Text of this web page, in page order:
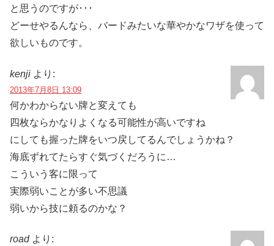
と思うのですが･･･
どーせやるんなら、バードみたいな華やかなワザを使って
欲しいものです。
kenji より:
2013年7月8日 13:09
何かわからない牌と変えても
四枚ならかなりよくなる可能性が高いですね
にしても握った牌をいつ戻してるんでしょうかね？
海底ずれてたらすぐ気づくだろうに…
こういう客に限って
実際弱いことが多い不思議
弱いから技に頼るのかな？
road より: